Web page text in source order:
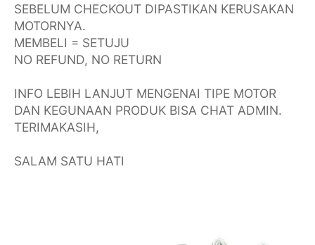
SEBELUM CHECKOUT DIPASTIKAN KERUSAKAN
MOTORNYA.
MEMBELI = SETUJU
NO REFUND, NO RETURN
INFO LEBIH LANJUT MENGENAI TIPE MOTOR
DAN KEGUNAAN PRODUK BISA CHAT ADMIN.
TERIMAKASIH,
SALAM SATU HATI